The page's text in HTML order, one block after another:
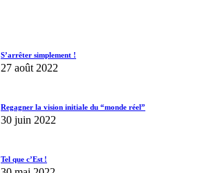
S’arrêter simplement !
27 août 2022
Regagner la vision initiale du “monde réel”
30 juin 2022
Tel que c’Est !